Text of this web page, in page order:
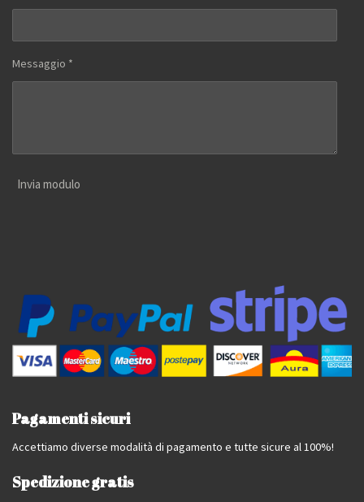
Messaggio *
Invia modulo
Pagamenti sicuri
Accettiamo diverse modalità di pagamento e tutte sicure al 100%!
Spedizione gratis